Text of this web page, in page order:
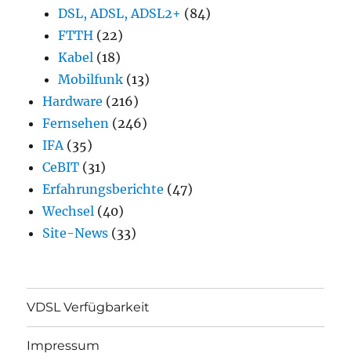
DSL, ADSL, ADSL2+ (84)
FTTH (22)
Kabel (18)
Mobilfunk (13)
Hardware (216)
Fernsehen (246)
IFA (35)
CeBIT (31)
Erfahrungsberichte (47)
Wechsel (40)
Site-News (33)
VDSL Verfügbarkeit
Impressum